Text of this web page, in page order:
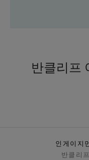
반클리프
인게이지
반클리